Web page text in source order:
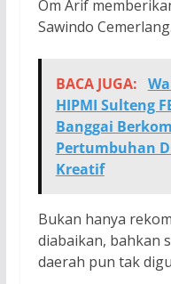
Om Arif
Sawindo Cemerlang.
BACA JUGA:
HIPMI Sulteng
Banggai
Pertumbuhan
Kreatif
Bukan hanya
diabaikan, bahkan
daerah pun tak